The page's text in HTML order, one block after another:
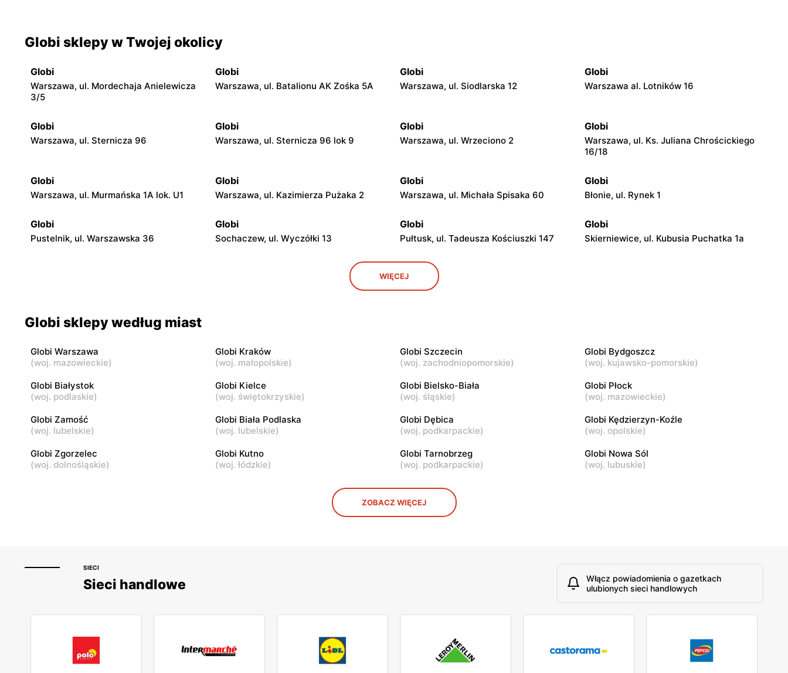
Globi sklepy w Twojej okolicy
Globi
Warszawa, ul. Mordechaja Anielewicza
3/5
Globi
Warszawa, ul. Batalionu AK Zośka 5A
Globi
Warszawa, ul. Siodlarska 12
Globi
Warszawa al. Lotników 16
Globi
Warszawa, ul. Sternicza 96
Globi
Warszawa, ul. Sternicza 96 lok 9
Globi
Warszawa, ul. Wrzeciono 2
Globi
Warszawa, ul. Ks. Juliana Chrościckiego
16/18
Globi
Warszawa, ul. Murmańska 1A lok. U1
Globi
Warszawa, ul. Kazimierza Pużaka 2
Globi
Warszawa, ul. Michała Spisaka 60
Globi
Błonie, ul. Rynek 1
Globi
Pustelnik, ul. Warszawska 36
Globi
Sochaczew, ul. Wyczółki 13
Globi
Pułtusk, ul. Tadeusza Kościuszki 147
Globi
Skierniewice, ul. Kubusia Puchatka 1a
Godzianów, ul. Klonowa 1
Globi
Globi
Bąków Górny, ul. Bąków Górny 43b
Globi
Jedlnia-Letnisko, ul. Kolejowa 21
Globi
Płock, ul. Adama Mickiewicza 10 lok. 1
Globi
Felicjanów, ul. Felicjanów 25
Kutno, ul. Kardynała Stefana
Wyszyńskiego 5
Srock, ul. Piotrkowska 4 Konstantynów Łódzki, ul. Zgierska 110 Konstantynów Łódzki, ul. Spółdzielcza 1
WIĘCEJ
Globi sklepy według miast
Globi Warszawa
(woj. mazowieckie)
Globi Kraków
(woj. małopolskie)
Globi Szczecin
(woj. zachodniopomorskie)
Globi Bydgoszcz
(woj. kujawsko-pomorskie)
Globi Białystok
(woj. podlaskie)
Globi Kielce
(woj. świętokrzyskie)
Globi Bielsko-Biała
(woj. śląskie)
Globi Płock
(woj. mazowieckie)
Globi Zamość
(woj. lubelskie)
Globi Biała Podlaska
(woj. lubelskie)
Globi Dębica
(woj. podkarpackie)
Globi Kędzierzyn-Koźle
(woj. opolskie)
Globi Zgorzelec
(woj. dolnośląskie)
Globi Kutno
(woj. łódzkie)
Globi Tarnobrzeg
(woj. podkarpackie)
Globi Nowa Sól
(woj. lubuskie)
ZOBACZ WIĘCEJ
SIECI
Sieci handlowe
Włącz powiadomienia o gazetkach
ulubionych sieci handlowych